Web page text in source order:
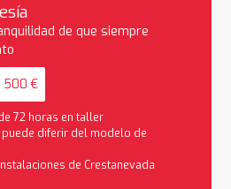
de que siempre
500 €
72 horas en taller
diferir del modelo de
de Crestanevada